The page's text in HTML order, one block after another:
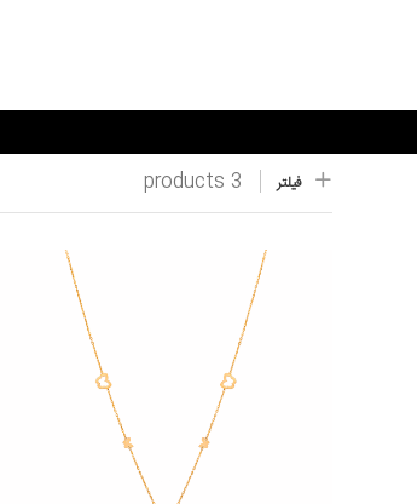
فیلتر 3 products